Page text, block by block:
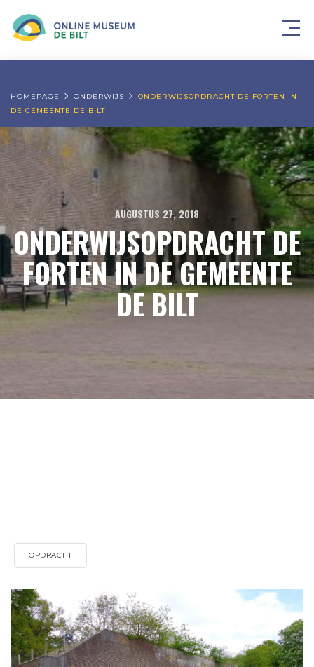
HOMEPAGE ONDERWIJS
ONDERWIJSOPDRACHT DE FORTEN IN
DE GEMEENTE DE BILT
AUGUSTUS 27, 2018
ONDERWIJSOPDRACHT DE
FORTEN IN DE GEMEENTE
DE BILT
OPDRACHT